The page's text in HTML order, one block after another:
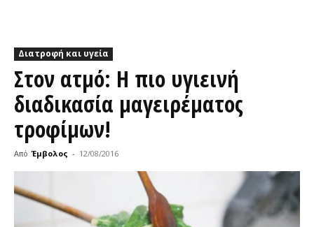
Διατροφή και υγεία
Στον ατμό: Η πιο υγιεινή
διαδικασία μαγειρέματος
τροφίμων!
Από Έμβολος - 12/08/2016